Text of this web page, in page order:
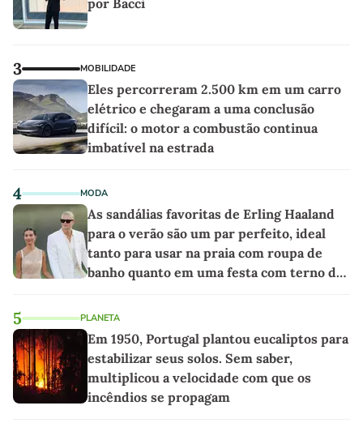
3 MOBILIDADE
Eles percorreram 2.500 km em um carro
elétrico e chegaram a uma conclusão
difícil: o motor a combustão continua
imbatível na estrada
4 MODA
As sandálias favoritas de Erling Haaland
para o verão são um par perfeito, ideal
tanto para usar na praia com roupa de
banho quanto em uma festa com terno de
5 PLANETA
Em 1950, Portugal plantou eucaliptos para
estabilizar seus solos. Sem saber,
multiplicou a velocidade com que os
incêndios se propagam